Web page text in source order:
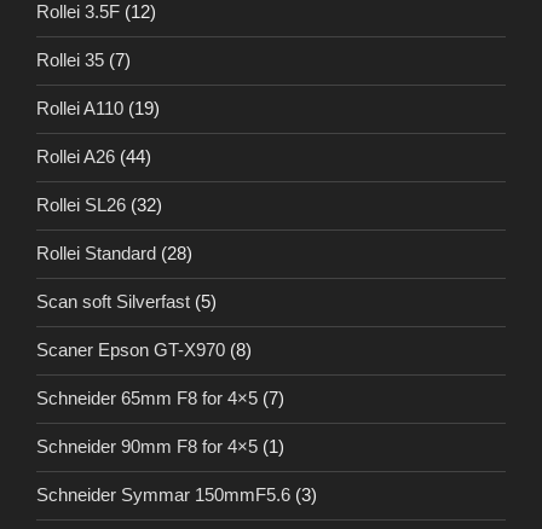
Rollei 3.5F (12)
Rollei 35 (7)
Rollei A110 (19)
Rollei A26 (44)
Rollei SL26 (32)
Rollei Standard (28)
Scan soft Silverfast (5)
Scaner Epson GT-X970 (8)
Schneider 65mm F8 for 4×5 (7)
Schneider 90mm F8 for 4×5 (1)
Schneider Symmar 150mmF5.6 (3)